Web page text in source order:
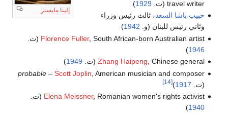
إلينا مايسنر
travel writer (ت.
1929
)
حبيب باشا السعد، ثالث رئيس وزراء
وثاني رئيس للبنان (و. 1942
)
Florence Fuller, South African-born Australian artist (ت.
1946
)
Zhang Haipeng , Chinese general (ت. 1949
)
probable– Scott Joplin , American musician and composer
(ت. 1917
)
[14]
Elena Meissner, Romanian women's rights activist (ت.
1940
)